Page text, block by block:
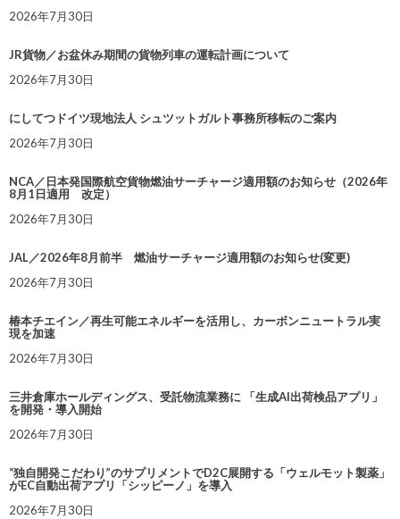
2026年7月30日
JR貨物／お盆休み期間の貨物列車の運転計画について
2026年7月30日
にしてつドイツ現地法人 シュツットガルト事務所移転のご案内
2026年7月30日
NCA／日本発国際航空貨物燃油サーチャージ適用額のお知らせ（2026年
8月1日適用 改定）
2026年7月30日
JAL／2026年8月前半 燃油サーチャージ適用額のお知らせ(変更)
2026年7月30日
椿本チエイン／再生可能エネルギーを活用し、カーボンニュートラル実
現を加速
2026年7月30日
三井倉庫ホールディングス、受託物流業務に 「生成AI出荷検品アプリ」
を開発・導入開始
2026年7月30日
“独自開発こだわり”のサプリメントでD2C展開する「ウェルモット製薬」
がEC自動出荷アプリ「シッピーノ」を導入
2026年7月30日